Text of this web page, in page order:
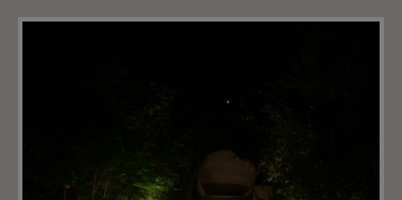
agenti atmosferici e agli influssi ambientali, nonché